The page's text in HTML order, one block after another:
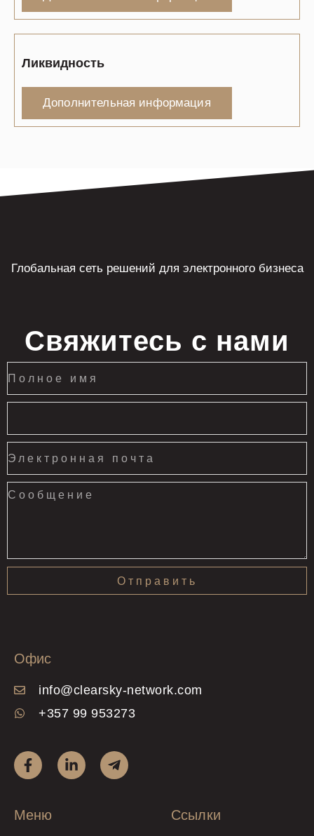
Ликвидность
Дополнительная информация
Глобальная сеть решений для электронного бизнеса
Свяжитесь с нами
Отправить
Офис
info@clearsky-network.com
+357 99 953273
Меню Ссылки